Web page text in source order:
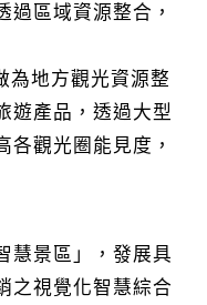
過區域資源整合，
為地方觀光資源整
遊產品，透過大型
各觀光圈能見度，
慧景區」，發展具
之視覺化智慧綜合